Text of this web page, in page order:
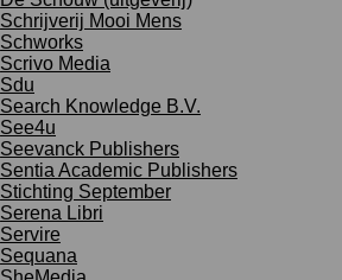
Schrijverij Mooi Mens
Schworks
Scrivo Media
Sdu
Search Knowledge B.V.
See4u
Seevanck Publishers
Sentia Academic Publishers
Stichting September
Serena Libri
Servire
Sequana